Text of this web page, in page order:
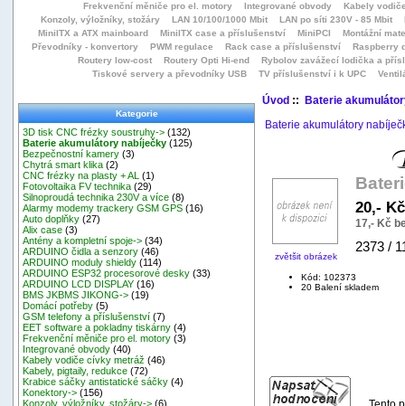
Frekvenční měniče pro el. motory
Integrované obvody
Kabely
Konzoly, výložníky, stožáry
LAN 10/100/1000 Mbit LAN po síti 230V - 85 Mbit
MiniITX a ATX mainboard
MiniITX case a příslušenství MiniPCI
Montážní
Převodníky - konvertory
PWM regulace Rack case a příslušenství
Raspberry
Routery low-cost
Routery Opti Hi-end
Rybolov zavážecí lodička a přísl
Tiskové servery a převodníky USB
TV příslušenství i k UPC
Kategorie
3D tisk CNC frézky soustruhy-> (132)
Baterie akumulátory nabíječky (125)
Bezpečnostní kamery (3)
Chytrá smart klika (2)
CNC frézky na plasty + AL
(1)
Fotovoltaika FV technika (29)
Silnoproudá technika 230V a více (8)
Alarmy modemy trackery GSM GPS (16)
Auto doplňky (27)
Alix case (3)
Antény a kompletní spoje-> (34)
ARDUINO čidla a senzory (46)
ARDUINO moduly shieldy (114)
ARDUINO ESP32 procesorové desky (33)
ARDUINO LCD DISPLAY (16)
BMS JKBMS JIKONG-> (19)
Domácí potřeby (5)
GSM telefony a příslušenství (7)
EET software a pokladny tiskárny (4)
Frekvenční měniče pro el. motory (3)
Integrované obvody (40)
Kabely vodiče cívky metráž (46)
Kabely, pigtaily, redukce (72)
Krabice sáčky antistatické sáčky (4)
Konektory-> (156)
Konzoly, výložníky, stožáry-> (6)
Úvod:: Baterie
Baterie akumulátory
zvětšit obrázek
20,-
17,- Kč
2373 /
Kód: 102373
20 Balení skladem